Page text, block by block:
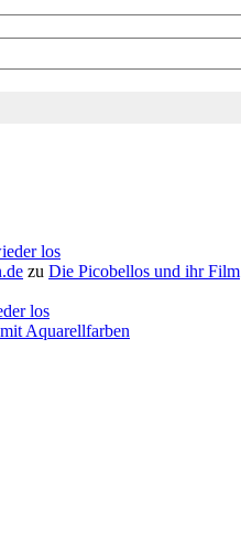
los
zu Die Picobellos und ihr Film
los
Aquarellfarben